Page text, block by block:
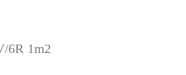
6R 1m2